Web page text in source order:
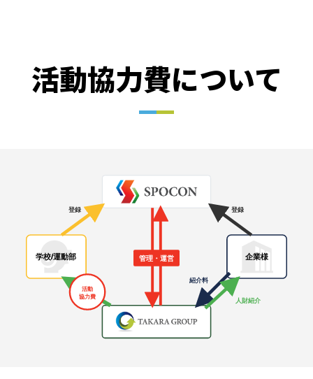
活動協力費について
学校/運動部 企業様
管理・運営
登録 登録
紹介料
人財紹介
活動
協力費